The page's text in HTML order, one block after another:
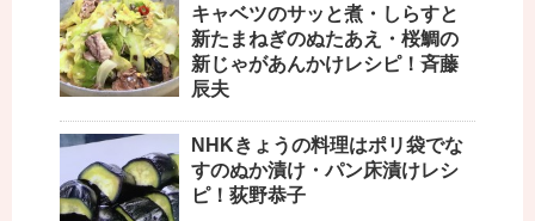
キャベツのサッと煮・しらすと
新たまねぎのぬたあえ・桜鯛の
新じゃがあんかけレシピ！斉藤
辰夫
NHKきょうの料理はポリ袋でな
すのぬか漬け・パン床漬けレシ
ピ！荻野恭子